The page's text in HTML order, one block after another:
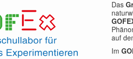
Das
auf
Im